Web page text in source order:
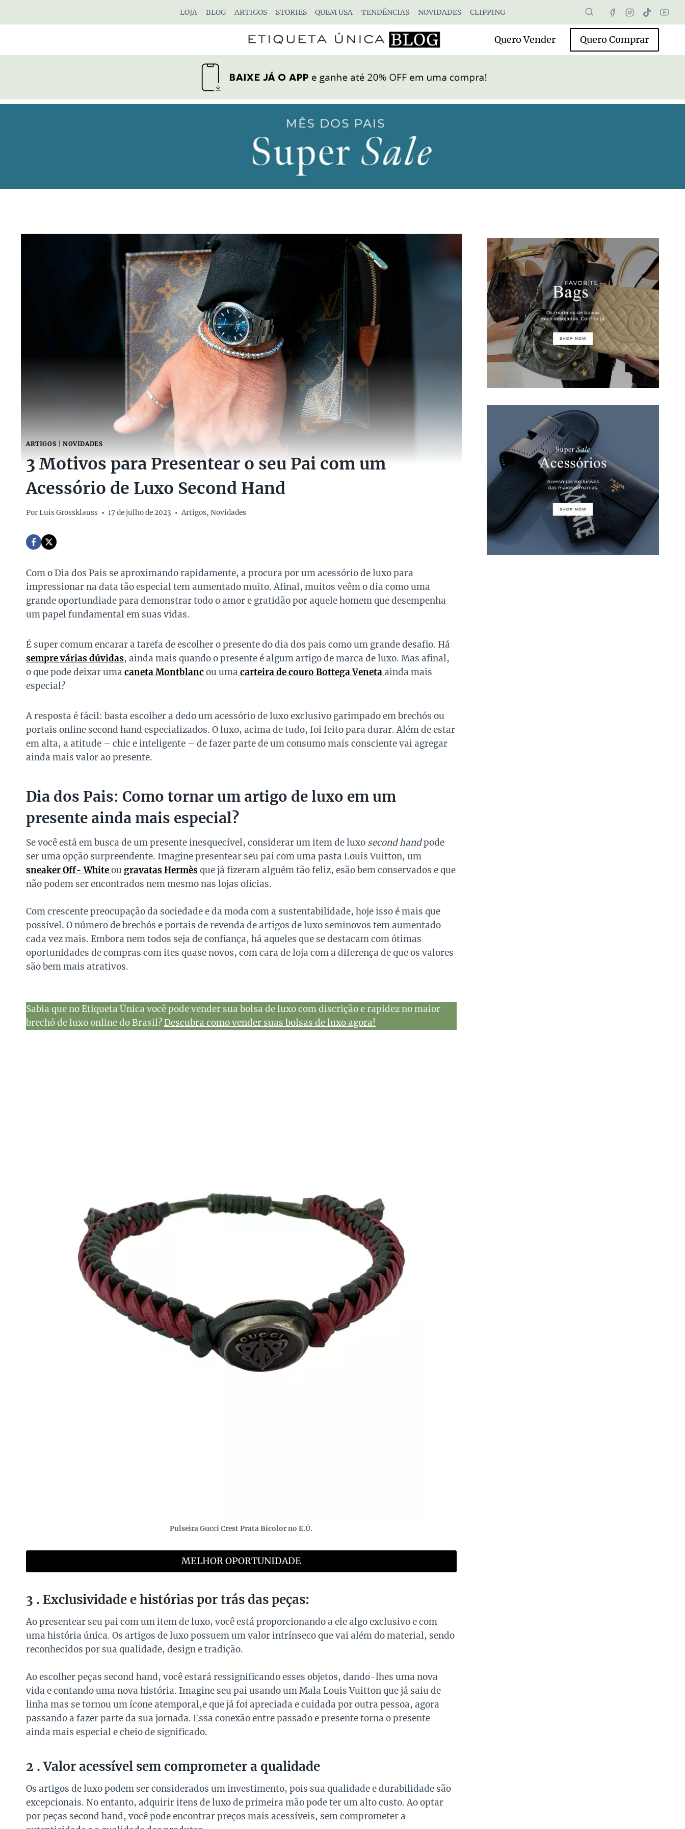
LOJA BLOG ARTIGOS STORIES QUEM USA TENDÊNCIAS NOVIDADES CLIPPING
Quero Vender Quero Comprar
ARTIGOS NOVIDADES
3 Motivos para Presentear o seu Pai com um
Acessório de Luxo Second Hand
PorLuis Grossklauss 17 de julho de 2023 Artigos,Novidades
Com o Dia dos Pais se aproximando rapidamente, a procura por um acessório de luxo para
impressionar na data tão especial tem aumentado muito. Afinal, muitos veêm o dia como uma
grande oportundiade para demonstrar todo o amor e gratidão por aquele homem que desempenha
um papel fundamental em suas vidas.
É super comum encarar a tarefa de escolher o presente do dia dos pais como um grande desafio. Há
sempre várias dúvidas, ainda mais quando o presente é algum artigo de marca de luxo. Mas afinal,
o que pode deixar uma caneta Montblancou uma carteira de couro Bottega Venetaainda mais
especial?
A resposta é fácil: basta escolher a dedo um acessório de luxo exclusivo garimpado em brechós ou
portais online second hand especializados. O luxo, acima de tudo, foi feito para durar. Além de estar
em alta, a atitude – chic e inteligente – de fazer parte de um consumo mais consciente vai agregar
ainda mais valor ao presente.
Dia dos Pais: Como tornar um artigo de luxo em um
presente ainda mais especial?
Se você está em busca de um presente inesquecível, considerar um item de luxo second handpode
ser uma opção surpreendente. Imagine presentear seu pai com uma pasta Louis Vuitton, um
sneaker Off- Whiteou gravatas Hermèsque já fizeram alguém tão feliz, esão bem conservados e que
não podem ser encontrados nem mesmo nas lojas oficias.
Com crescente preocupação da sociedade e da moda com a sustentabilidade, hoje isso é mais que
possível. O número de brechós e portais de revenda de artigos de luxo seminovos tem aumentado
cada vez mais. Embora nem todos seja de confiança, há aqueles que se destacam com ótimas
oportunidades de compras com ites quase novos, com cara de loja com a diferença de que os valores
são bem mais atrativos.
Sabia que no Etiqueta Única você pode vender sua bolsa de luxo com discrição e rapidez no maior
brechó de luxo online do Brasil?Descubra como vender suas bolsas de luxo agora!
Pulseira Gucci Crest Prata Bicolor no E.Ú.
MELHOR OPORTUNIDADE
3 . Exclusividade e histórias por trás das peças:
Ao presentear seu pai com um item de luxo, você está proporcionando a ele algo exclusivo e com
uma história única. Os artigos de luxo possuem um valor intrínseco que vai além do material, sendo
reconhecidos por sua qualidade, design e tradição.
Ao escolher peças second hand, você estará ressignificando esses objetos, dando-lhes uma nova
vida e contando uma nova história. Imagine seu pai usando um Mala Louis Vuitton que já saiu de
linha mas se tornou um ícone atemporal,e que já foi apreciada e cuidada por outra pessoa, agora
passando a fazer parte da sua jornada. Essa conexão entre passado e presente torna o presente
ainda mais especial e cheio de significado.
2 . Valor acessível sem comprometer a qualidade
Os artigos de luxo podem ser considerados um investimento, pois sua qualidade e durabilidade são
excepcionais. No entanto, adquirir itens de luxo de primeira mão pode ter um alto custo. Ao optar
por peças second hand, você pode encontrar preços mais acessíveis, sem comprometer a